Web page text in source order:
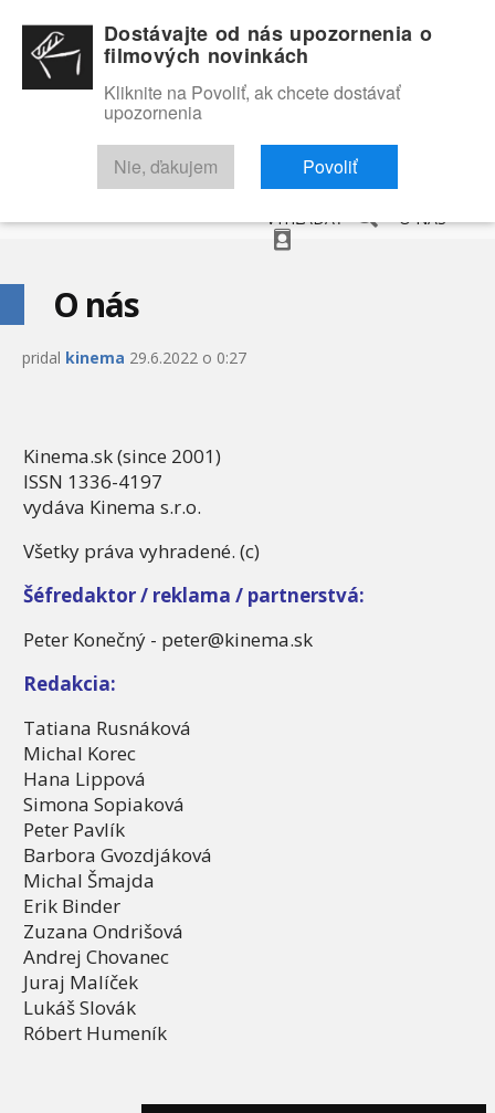
RECENZIE TRAILERY FILMOVÁ DATABÁZA
VYHĽADAŤ O NÁS
O nás
pridal kinema 29.6.2022 o 0:27
Kinema.sk (since 2001)
ISSN 1336-4197
vydáva Kinema s.r.o.
Všetky práva vyhradené. (c)
Šéfredaktor / reklama / partnerstvá:
Peter Konečný - peter@kinema.sk
Redakcia:
Tatiana Rusnáková
Michal Korec
Hana Lippová
Simona Sopiaková
Peter Pavlík
Barbora Gvozdjáková
Michal Šmajda
Erik Binder
Zuzana Ondrišová
Andrej Chovanec
Juraj Malíček
Lukáš Slovák
Róbert Humeník
Dostávajte od nás upozornenia o
filmových novinkách
Kliknite na Povoliť, ak chcete dostávať
upozornenia
Nie, ďakujem Povoliť